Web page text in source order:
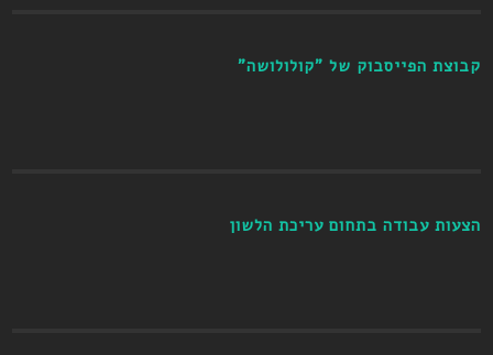
קבוצת הפייסבוק של "קולולושה"
הצעות עבודה בתחום עריכת הלשון